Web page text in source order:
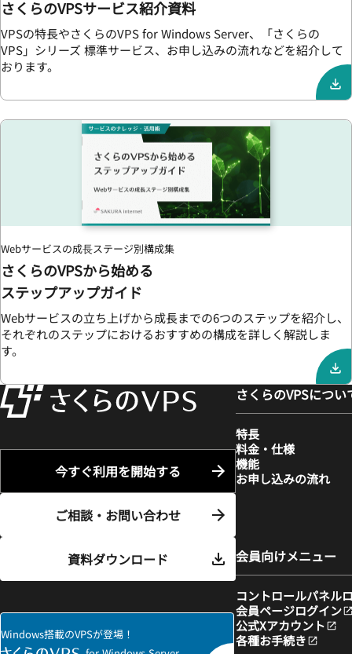
さくらのVPSサービス紹介資料
VPSの特長やさくらのVPS for Windows Server、「さくらの
VPS」シリーズ 標準サービス、お申し込みの流れなどを紹介して
おります。
Webサービスの成⻑ステージ別構成集
さくらのVPSから始める
ステップアップガイド
Webサービスの立ち上げから成長までの6つのステップを紹介し、
それぞれのステップにおけるおすすめの構成を詳しく解説しま
す。
今すぐ利用を開始する
ご相談・お問い合わせ
資料ダウンロード
Windows搭載のVPSが登場！
さくらのVPSについ
特長
料金・仕様
機能
お申し込みの流れ
会員向けメニュー
コントロールパネル
会員ページログイン
公式Xアカウント
各種お手続き